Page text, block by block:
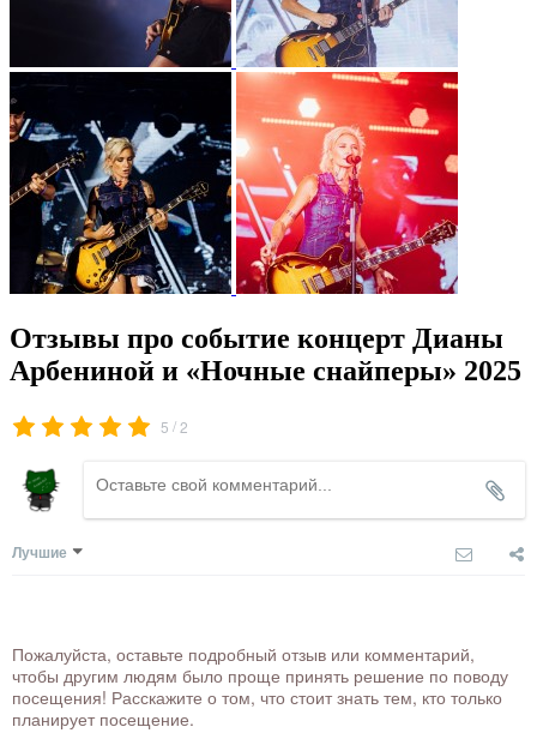
Отзывы про событие концерт Дианы
Арбениной и «Ночные снайперы» 2025
5 /2
Лучшие
Пожалуйста, оставьте подробный отзыв или комментарий,
чтобы другим людям было проще принять решение по поводу
посещения! Расскажите о том, что стоит знать тем, кто только
планирует посещение.